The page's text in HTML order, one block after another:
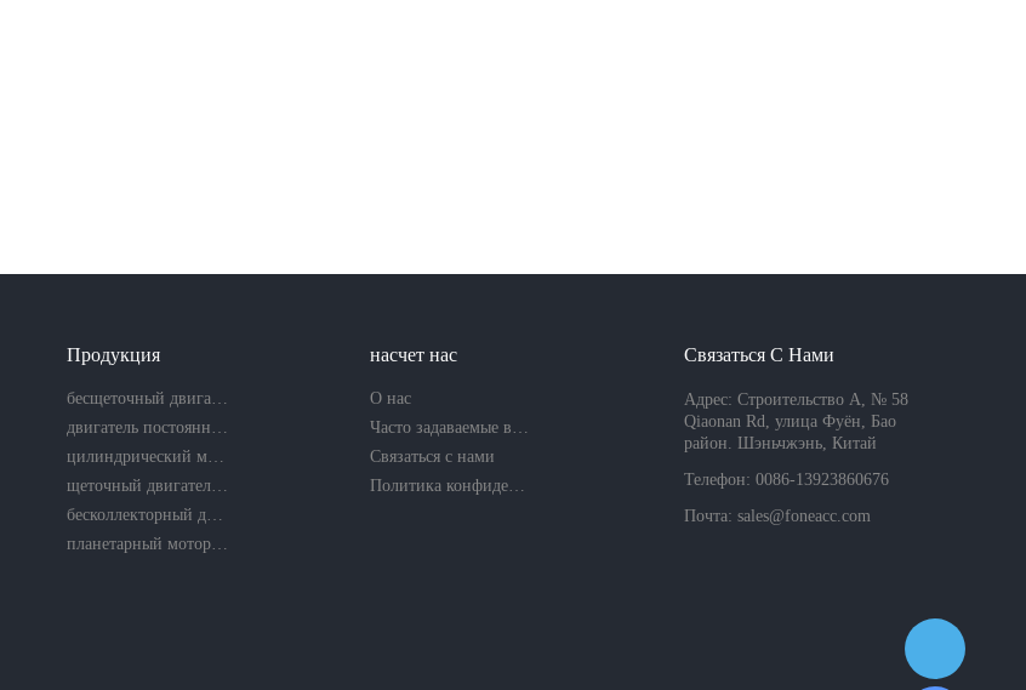
Продукция насчет нас
О нас
Связаться с нами
Связаться С Нами
Адрес: Строительство A, № 58
Qiaonan Rd, улица Фуён, Бао
район. Шэньчжэнь, Китай
Телефон: 0086-13923860676
Почта: sales@foneacc.com